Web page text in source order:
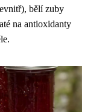
bělí zuby
na antioxidanty